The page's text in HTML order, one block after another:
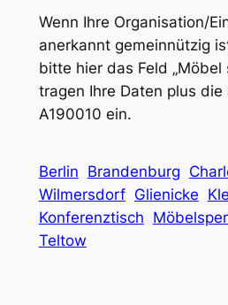
Wenn Ihre Organisation/
anerkannt gemeinnützig
bitte hier das Feld „Möbel
tragen Ihre Daten plus die
A190010 ein.
Berlin Brandenburg
Wilmersdorf Glienicke
Konferenztisch
Teltow